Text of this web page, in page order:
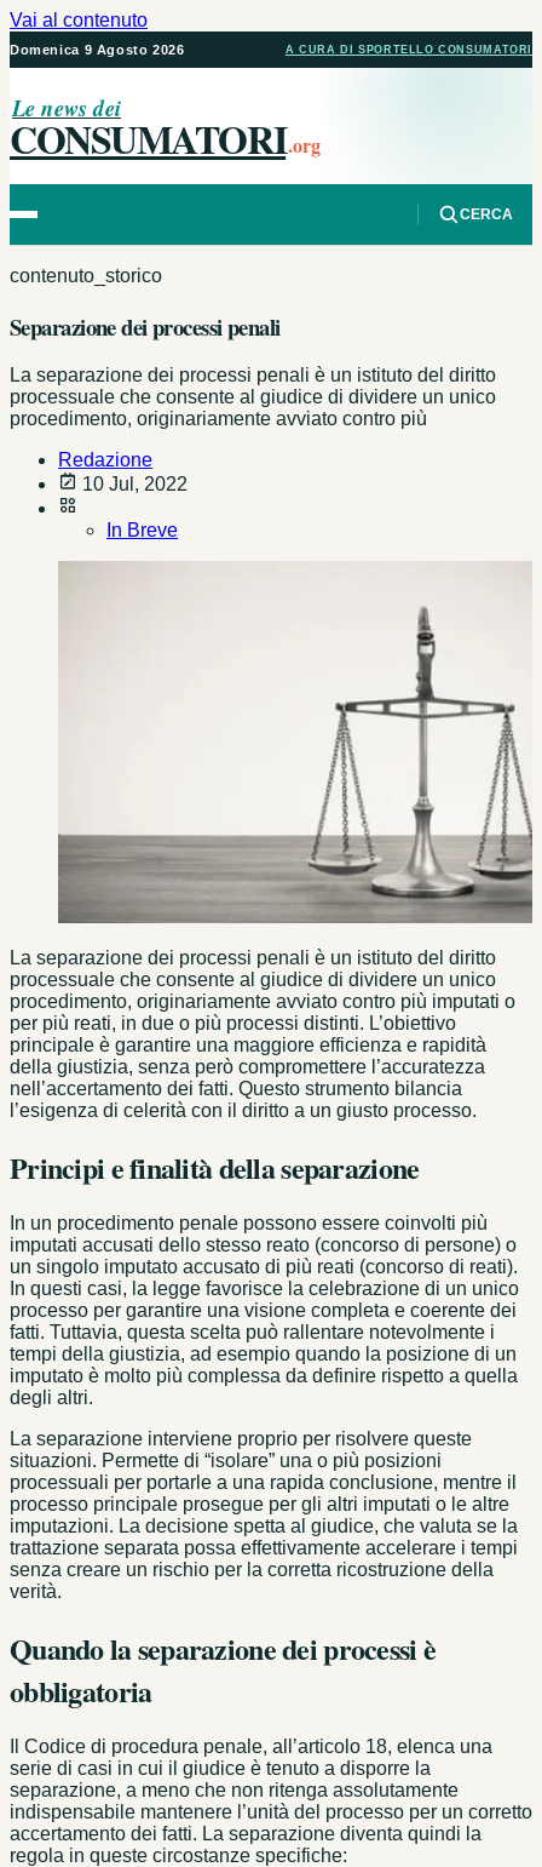
Vai al contenuto
Domenica 9 Agosto 2026 A CURA DI SPORTELLO CONSUMATORI
Le news dei
CONSUMATORI.org
CERCA
contenuto_storico
Separazione dei processi penali
La separazione dei processi penali è un istituto del diritto
processuale che consente al giudice di dividere un unico
procedimento, originariamente avviato contro più
Redazione
10 Jul, 2022
In Breve
La separazione dei processi penali è un istituto del diritto
processuale che consente al giudice di dividere un unico
procedimento, originariamente avviato contro più imputati o
per più reati, in due o più processi distinti. L’obiettivo
principale è garantire una maggiore efficienza e rapidità
della giustizia, senza però compromettere l’accuratezza
nell’accertamento dei fatti. Questo strumento bilancia
l’esigenza di celerità con il diritto a un giusto processo.
Principi e finalità della separazione
In un procedimento penale possono essere coinvolti più
imputati accusati dello stesso reato (concorso di persone) o
un singolo imputato accusato di più reati (concorso di reati).
In questi casi, la legge favorisce la celebrazione di un unico
processo per garantire una visione completa e coerente dei
fatti. Tuttavia, questa scelta può rallentare notevolmente i
tempi della giustizia, ad esempio quando la posizione di un
imputato è molto più complessa da definire rispetto a quella
degli altri.
La separazione interviene proprio per risolvere queste
situazioni. Permette di “isolare” una o più posizioni
processuali per portarle a una rapida conclusione, mentre il
processo principale prosegue per gli altri imputati o le altre
imputazioni. La decisione spetta al giudice, che valuta se la
trattazione separata possa effettivamente accelerare i tempi
senza creare un rischio per la corretta ricostruzione della
verità.
Quando la separazione dei processi è
obbligatoria
Il Codice di procedura penale, all’articolo 18, elenca una
serie di casi in cui il giudice è tenuto a disporre la
separazione, a meno che non ritenga assolutamente
indispensabile mantenere l’unità del processo per un corretto
accertamento dei fatti. La separazione diventa quindi la
regola in queste circostanze specifiche: